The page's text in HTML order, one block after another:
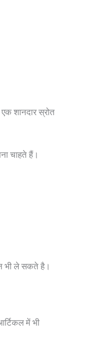
शानदार स्रोत
चाहते हैं।
भी ले सकते है।
में भी